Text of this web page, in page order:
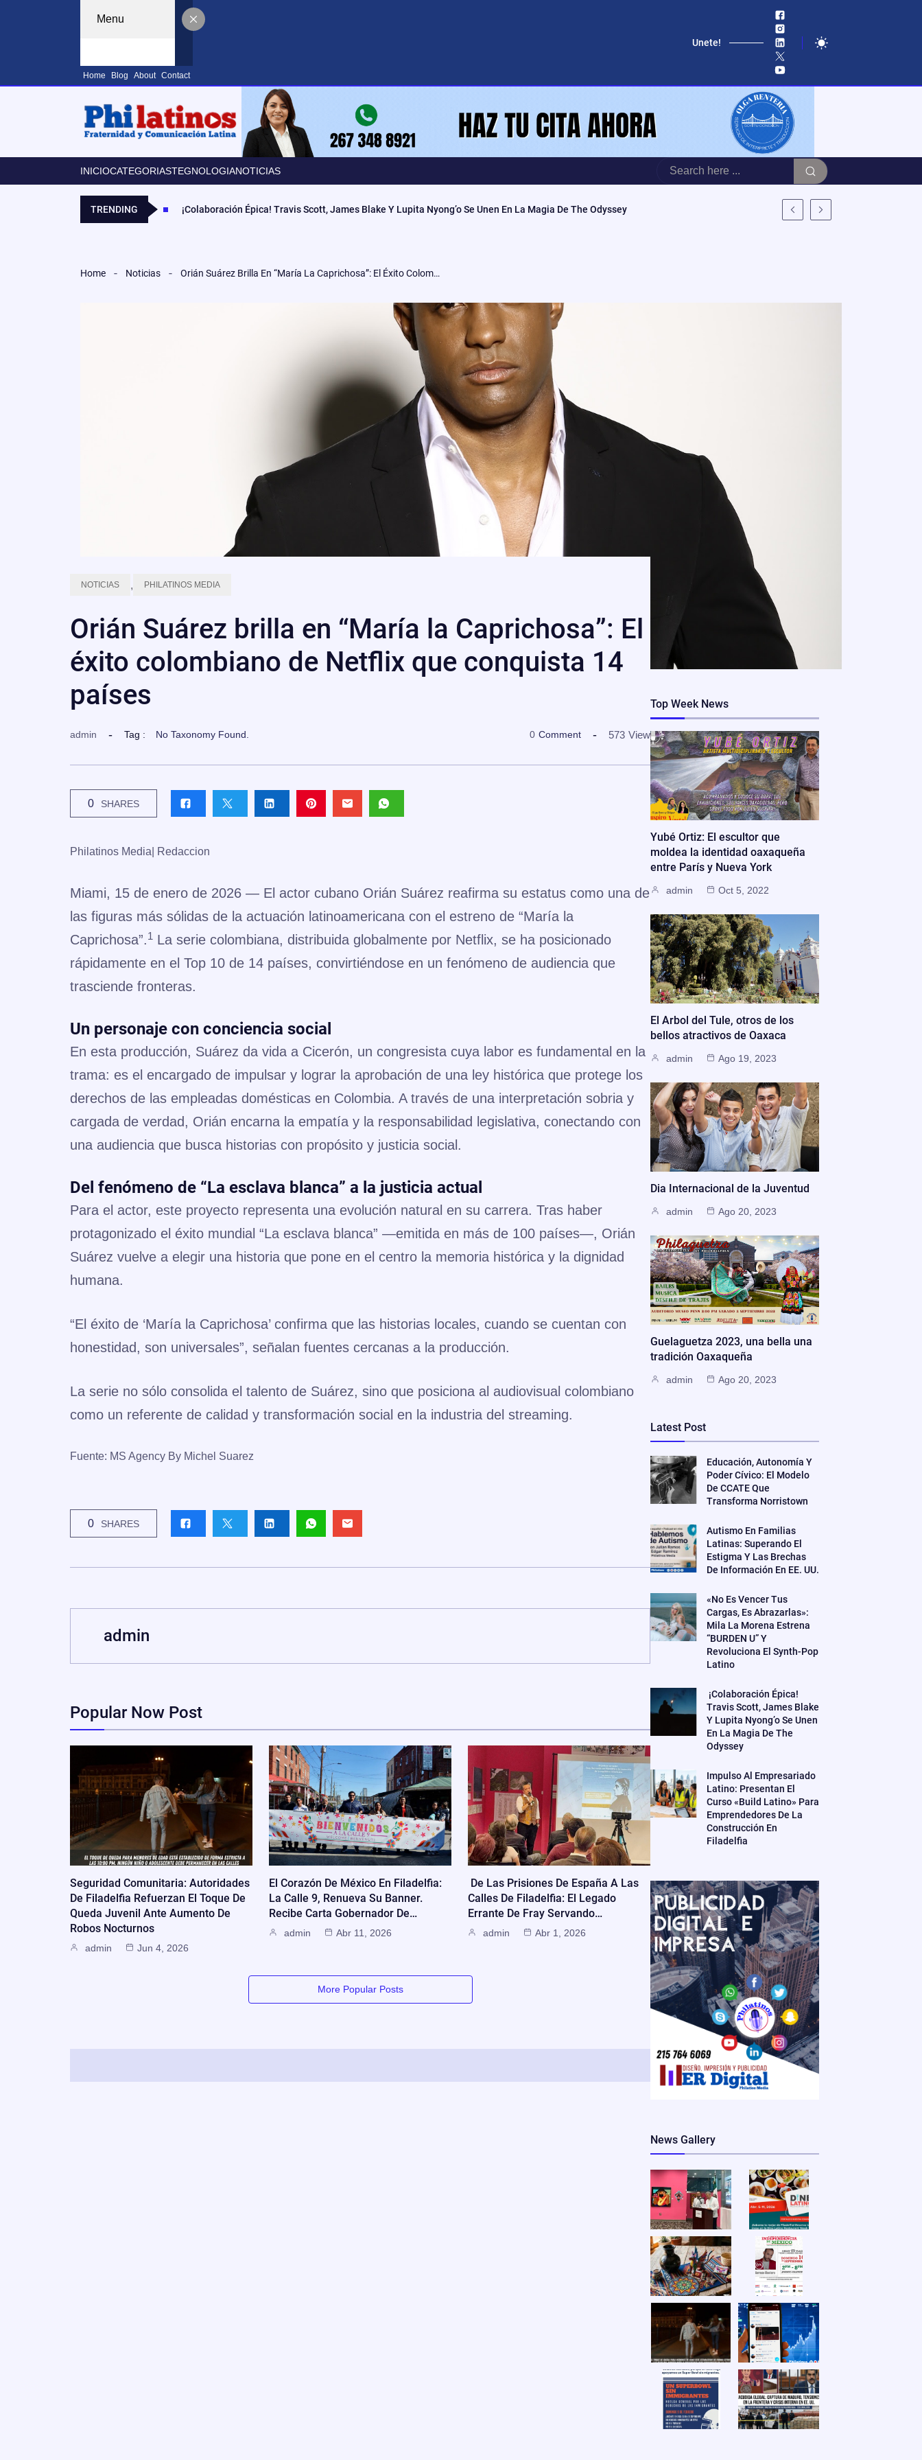
Menu
Home Blog About Contact
Unete!
INICIOCATEGORIASTEGNOLOGIANOTICIAS
TRENDING ¡Colaboración Épica! Travis Scott, James Blake Y Lupita Nyong’o Se Unen En La Magia De The Odyssey
Home Noticias Orián Suárez Brilla En “María La Caprichosa”: El Éxito Colombiano De Netflix Que Conquista 14 Países
NOTICIAS , PHILATINOS MEDIA
Orián Suárez brilla en “María la Caprichosa”: El
éxito colombiano de Netflix que conquista 14
países
admin Tag : No Taxonomy Found. 0 Comment 573 View
0 SHARES
Philatinos Media| Redaccion
Miami, 15 de enero de 2026 — El actor cubano Orián Suárez reafirma su estatus como una de
las figuras más sólidas de la actuación latinoamericana con el estreno de “María la
Caprichosa”.1 La serie colombiana, distribuida globalmente por Netflix, se ha posicionado
rápidamente en el Top 10 de 14 países, convirtiéndose en un fenómeno de audiencia que
trasciende fronteras.
Un personaje con conciencia social
En esta producción, Suárez da vida a Cicerón, un congresista cuya labor es fundamental en la
trama: es el encargado de impulsar y lograr la aprobación de una ley histórica que protege los
derechos de las empleadas domésticas en Colombia. A través de una interpretación sobria y
cargada de verdad, Orián encarna la empatía y la responsabilidad legislativa, conectando con
una audiencia que busca historias con propósito y justicia social.
Del fenómeno de “La esclava blanca” a la justicia actual
Para el actor, este proyecto representa una evolución natural en su carrera. Tras haber
protagonizado el éxito mundial “La esclava blanca” —emitida en más de 100 países—, Orián
Suárez vuelve a elegir una historia que pone en el centro la memoria histórica y la dignidad
humana.
“El éxito de ‘María la Caprichosa’ confirma que las historias locales, cuando se cuentan con
honestidad, son universales”, señalan fuentes cercanas a la producción.
La serie no sólo consolida el talento de Suárez, sino que posiciona al audiovisual colombiano
como un referente de calidad y transformación social en la industria del streaming.
Fuente: MS Agency By Michel Suarez
0 SHARES
admin
Popular Now Post
Seguridad Comunitaria: Autoridades
De Filadelfia Refuerzan El Toque De
Queda Juvenil Ante Aumento De
Robos Nocturnos
admin Jun 4, 2026
El Corazón De México En Filadelfia:
La Calle 9, Renueva Su Banner.
Recibe Carta Gobernador De…
admin Abr 11, 2026
De Las Prisiones De España A Las
Calles De Filadelfia: El Legado
Errante De Fray Servando…
admin Abr 1, 2026
More Popular Posts
Top Week News
Yubé Ortiz: El escultor que
moldea la identidad oaxaqueña
entre París y Nueva York
admin Oct 5, 2022
El Arbol del Tule, otros de los
bellos atractivos de Oaxaca
admin Ago 19, 2023
Dia Internacional de la Juventud
admin Ago 20, 2023
Guelaguetza 2023, una bella una
tradición Oaxaqueña
admin Ago 20, 2023
Latest Post
Educación, Autonomía Y
Poder Cívico: El Modelo
De CCATE Que
Transforma Norristown
Autismo En Familias
Latinas: Superando El
Estigma Y Las Brechas
De Información En EE. UU.
«No Es Vencer Tus
Cargas, Es Abrazarlas»:
Mila La Morena Estrena
“BURDEN U” Y
Revoluciona El Synth-Pop
Latino
¡Colaboración Épica!
Travis Scott, James Blake
Y Lupita Nyong’o Se Unen
En La Magia De The
Odyssey
Impulso Al Empresariado
Latino: Presentan El
Curso «Build Latino» Para
Emprendedores De La
Construcción En
Filadelfia
News Gallery